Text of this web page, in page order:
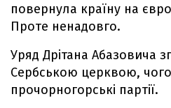
повернула країну на
Проте ненадовго.
Уряд Дрітана Абазовича
Сербською церквою, чого
прочорногорські партії.